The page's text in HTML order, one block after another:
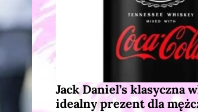
Jack Daniel’s klasyczna
idealny prezent dla